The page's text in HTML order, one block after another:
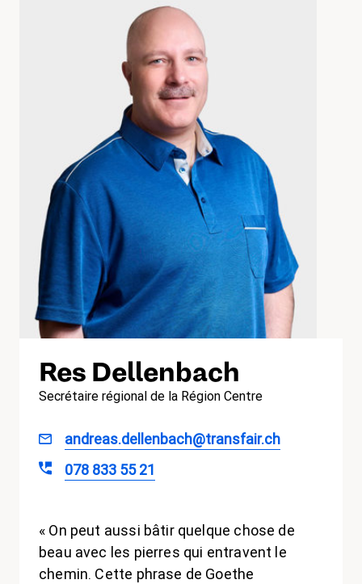
Res Dellenbach
Secrétaire régional de la Région Centre
andreas.dellenbach@transfair.ch
078 833 55 21
« On peut aussi bâtir quelque chose de
beau avec les pierres qui entravent le
chemin. Cette phrase de Goethe